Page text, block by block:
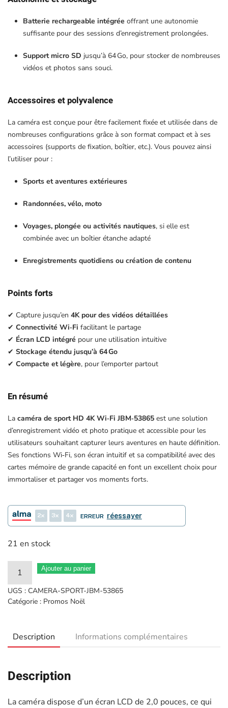
Batterie rechargeable intégrée offrant une autonomie
suffisante pour des sessions d’enregistrement prolongées.
Support micro SD jusqu’à 64 Go, pour stocker de nombreuses
vidéos et photos sans souci.
Accessoires et polyvalence
La caméra est conçue pour être facilement fixée et utilisée dans de
nombreuses configurations grâce à son format compact et à ses
accessoires (supports de fixation, boîtier, etc.). Vous pouvez ainsi
l’utiliser pour :
Sports et aventures extérieures
Randonnées, vélo, moto
Voyages, plongée ou activités nautiques, si elle est
combinée avec un boîtier étanche adapté
Enregistrements quotidiens ou création de contenu
Points forts
✔ Capture jusqu’en 4K pour des vidéos détaillées
✔ Connectivité Wi‑Fi facilitant le partage
✔ Écran LCD intégré pour une utilisation intuitive
✔ Stockage étendu jusqu’à 64 Go
✔ Compacte et légère, pour l’emporter partout
En résumé
La caméra de sport HD 4K Wi‑Fi JBM‑53865 est une solution
d’enregistrement vidéo et photo pratique et accessible pour les
utilisateurs souhaitant capturer leurs aventures en haute définition.
Ses fonctions Wi‑Fi, son écran intuitif et sa compatibilité avec des
cartes mémoire de grande capacité en font un excellent choix pour
immortaliser et partager vos moments forts.
2 3 4 ERREUR réessayer
21 en stock
quantité
de
Camera
HD
JBM
53865
Ajouter au panier
UGS : CAMERA-SPORT-JBM-53865
Catégorie : Promos Noël
Description Informations complémentaires
Description
La caméra dispose d’un écran LCD de 2,0 pouces, ce qui